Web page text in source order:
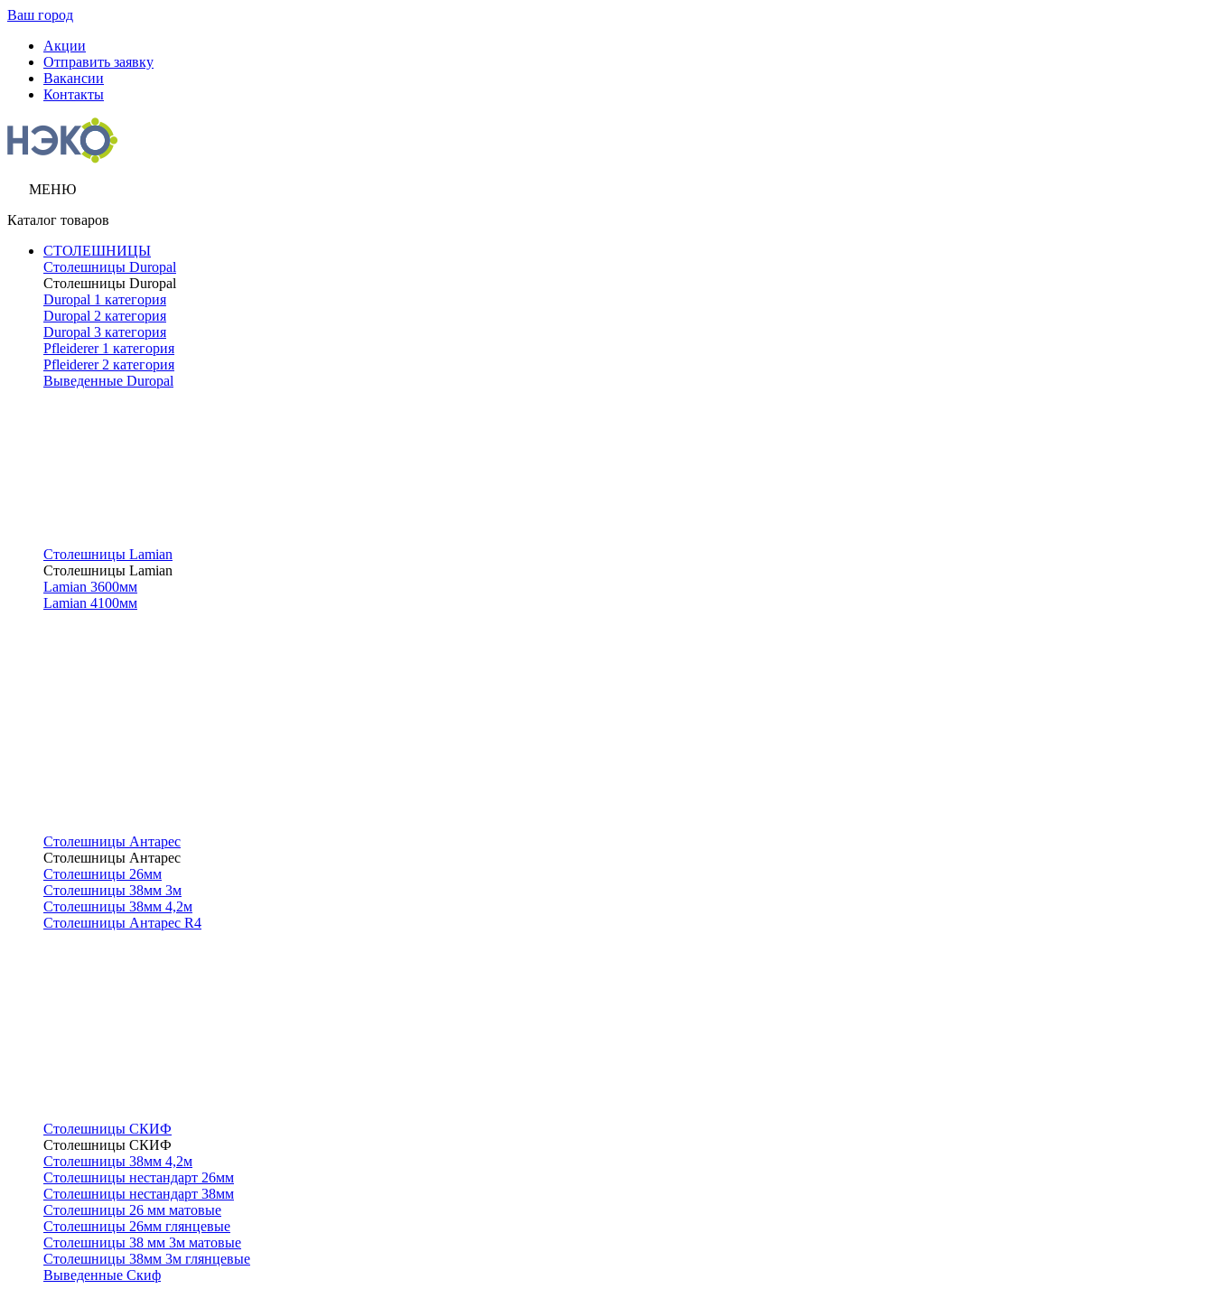
Ваш город
Акции
Отправить заявку
Вакансии
Контакты
МЕНЮ
Каталог товаров
СТОЛЕШНИЦЫ
Столешницы Duropal
Столешницы Duropal
Duropal 1 категория
Duropal 2 категория
Duropal 3 категория
Pfleiderer 1 категория
Pfleiderer 2 категория
Выведенные Duropal
Столешницы Lamian
Столешницы Lamian
Lamian 3600мм
Lamian 4100мм
Столешницы Антарес
Столешницы Антарес
Столешницы 26мм
Столешницы 38мм 3м
Столешницы 38мм 4,2м
Столешницы Антарес R4
Столешницы СКИФ
Столешницы СКИФ
Столешницы 38мм 4,2м
Столешницы нестандарт 26мм
Столешницы нестандарт 38мм
Столешницы 26 мм матовые
Столешницы 26мм глянцевые
Столешницы 38 мм 3м матовые
Столешницы 38мм 3м глянцевые
Выведенные Скиф